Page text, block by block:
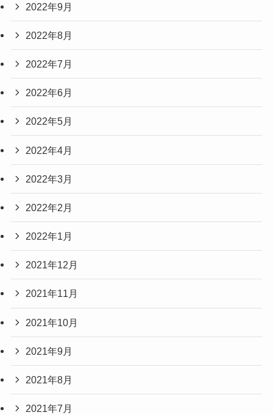
2022年9月
2022年8月
2022年7月
2022年6月
2022年5月
2022年4月
2022年3月
2022年2月
2022年1月
2021年12月
2021年11月
2021年10月
2021年9月
2021年8月
2021年7月